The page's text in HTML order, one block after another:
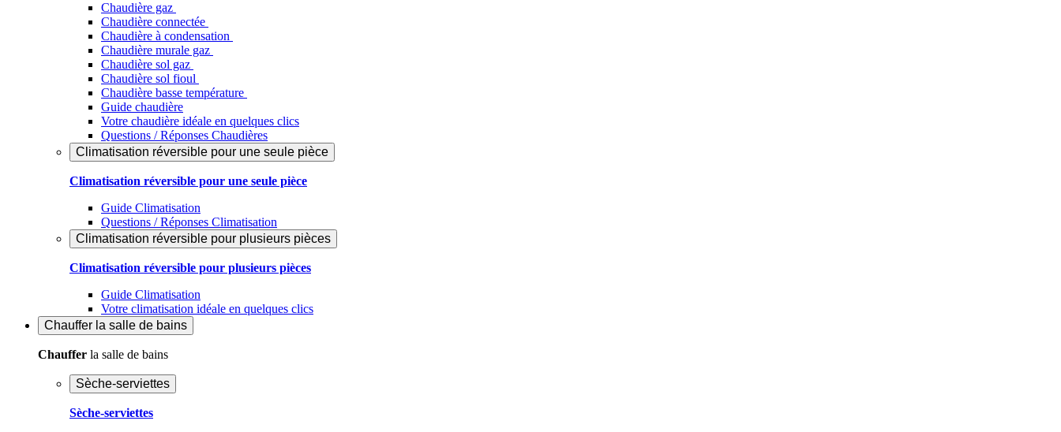
Chaudière gaz
Chaudière connectée
Chaudière à condensation
Chaudière murale gaz
Chaudière sol gaz
Chaudière sol fioul
Chaudière basse température
Guide chaudière
Votre chaudière idéale en quelques clics
Questions / Réponses Chaudières
Climatisation réversible pour une seule pièce
Climatisation réversible pour une seule pièce
Guide Climatisation
Questions / Réponses Climatisation
Climatisation réversible pour plusieurs pièces
Climatisation réversible pour plusieurs pièces
Guide Climatisation
Votre climatisation idéale en quelques clics
Chauffer la salle de bains
Chauffer la salle de bains
Sèche-serviettes
Sèche-serviettes